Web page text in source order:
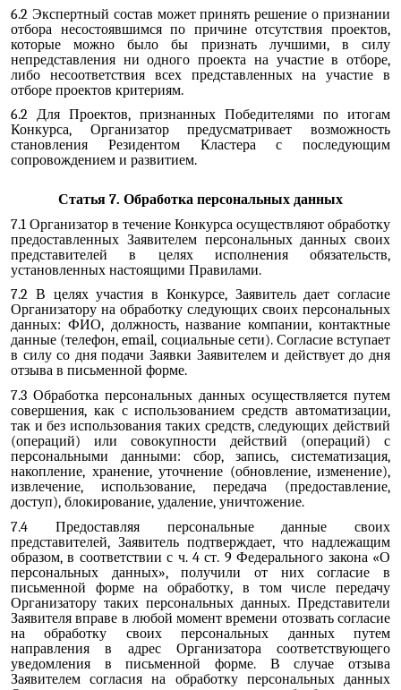
6.2 Экспертный состав может принять решение о признании
отбора несостоявшимся по причине отсутствия проектов,
которые можно было бы признать лучшими, в силу
непредставления ни одного проекта на участие в отборе,
либо несоответствия всех представленных на участие в
отборе проектов критериям.
6.2 Для Проектов, признанных Победителями по итогам
Конкурса, Организатор предусматривает возможность
становления Резидентом Кластера с последующим
сопровождением и развитием.
Статья 7. Обработка персональных данных
7.1 Организатор в течение Конкурса осуществляют обработку
предоставленных Заявителем персональных данных своих
представителей в целях исполнения обязательств,
установленных настоящими Правилами.
7.2 В целях участия в Конкурсе, Заявитель дает согласие
Организатору на обработку следующих своих персональных
данных: ФИО, должность, название компании, контактные
данные (телефон, email, социальные сети). Согласие вступает
в силу со дня подачи Заявки Заявителем и действует до дня
отзыва в письменной форме.
7.3 Обработка персональных данных осуществляется путем
совершения, как с использованием средств автоматизации,
так и без использования таких средств, следующих действий
(операций) или совокупности действий (операций) с
персональными данными: сбор, запись, систематизация,
накопление, хранение, уточнение (обновление, изменение),
извлечение, использование, передача (предоставление,
доступ), блокирование, удаление, уничтожение.
7.4 Предоставляя персональные данные своих
представителей, Заявитель подтверждает, что надлежащим
образом, в соответствии с ч. 4 ст. 9 Федерального закона «О
персональных данных», получили от них согласие в
письменной форме на обработку, в том числе передачу
Организатору таких персональных данных. Представители
Заявителя вправе в любой момент времени отозвать согласие
на обработку своих персональных данных путем
направления в адрес Организатора соответствующего
уведомления в письменной форме. В случае отзыва
Заявителем согласия на обработку персональных данных